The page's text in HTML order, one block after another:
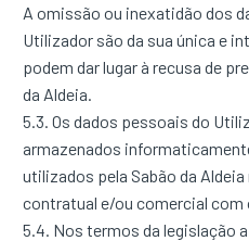
A omissão ou inexatidão dos
Utilizador são da sua única e
podem dar lugar à recusa de
da Aldeia.
5.3. Os dados pessoais do
armazenados
utilizados pela Sabão da
contratual e/ou comercial com
5.4. Nos termos da legislação